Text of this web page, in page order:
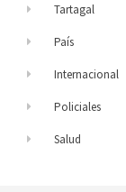
Tartagal
País
Internacional
Policiales
Salud